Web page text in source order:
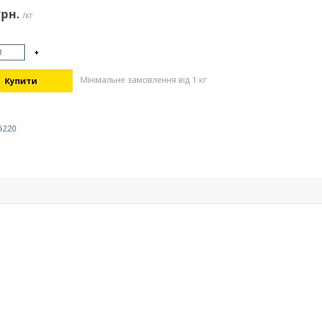
/кг
+
Купити Мінімальне замовлення від 1 кг